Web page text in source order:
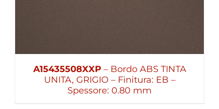
A15435508XXP– Bordo ABS TINTA
UNITA, GRIGIO – Finitura: EB –
Spessore: 0.80 mm